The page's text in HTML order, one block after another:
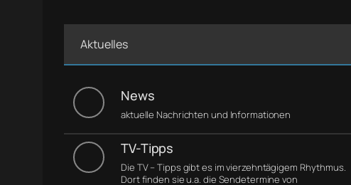
Aktuelles
News
aktuelle Nachrichten und Informationen
TV-Tipps
Die TV – Tipps gibt es im vierzehntägigem Rhythmus.
Dort finden sie u.a. die Sendetermine von